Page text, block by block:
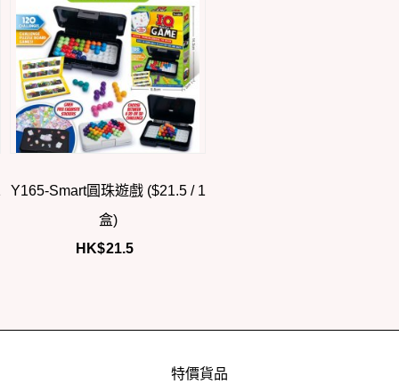
Y165-Smart圓珠遊戲 ($21.5 / 1
盒)
HK$21.5
特價貨品